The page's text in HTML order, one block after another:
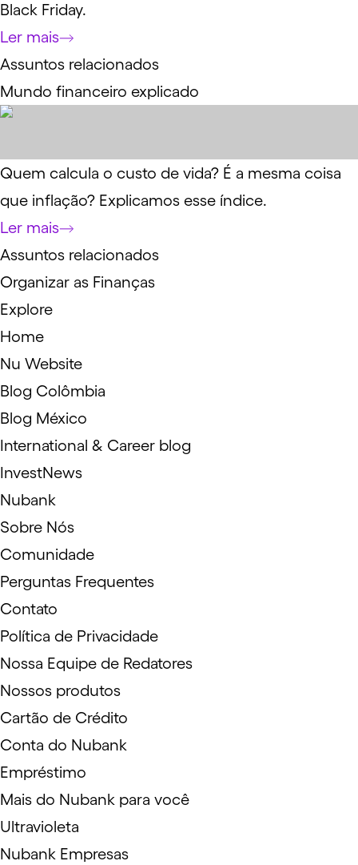
Black Friday.
Ler mais
Assuntos relacionados
Mundo financeiro explicado
Quem calcula o custo de vida? É a mesma coisa
que inflação? Explicamos esse índice.
Ler mais
Assuntos relacionados
Organizar as Finanças
Explore
Home
Nu Website
Blog Colômbia
Blog México
International & Career blog
InvestNews
Nubank
Sobre Nós
Comunidade
Perguntas Frequentes
Contato
Política de Privacidade
Nossa Equipe de Redatores
Nossos produtos
Cartão de Crédito
Conta do Nubank
Empréstimo
Mais do Nubank para você
Ultravioleta
Nubank Empresas